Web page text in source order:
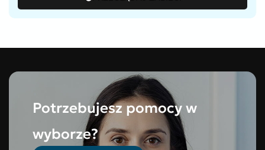
Potrzebujesz pomocy w
wyborze?